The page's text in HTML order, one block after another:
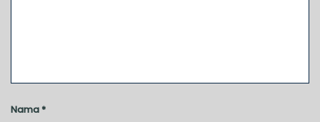
Nama *